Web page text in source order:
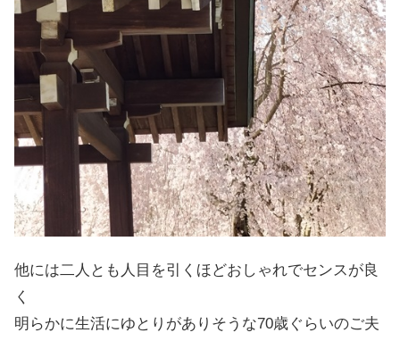
他には二人とも人目を引くほどおしゃれでセンスが良
く
明らかに生活にゆとりがありそうな70歳ぐらいのご夫